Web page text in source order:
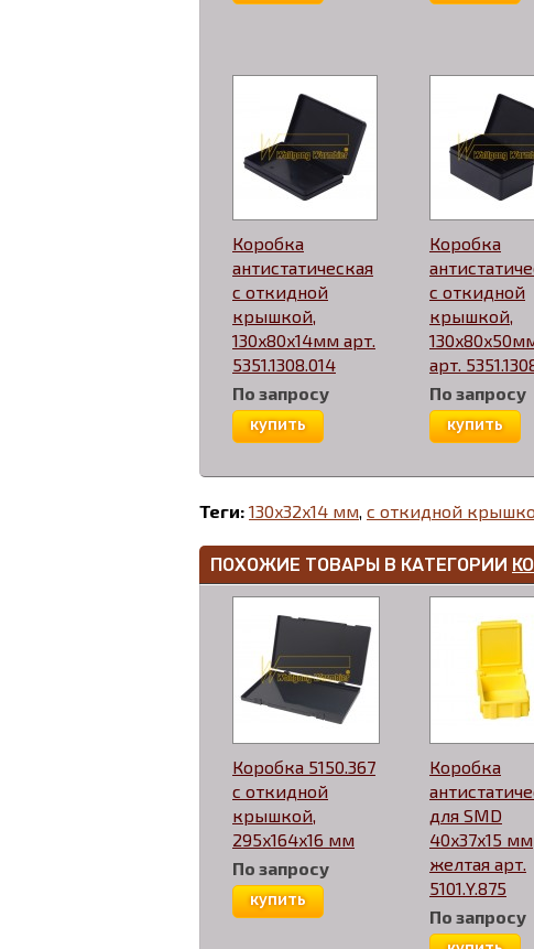
Коробка
антистатическая
с откидной
крышкой,
130x80x14мм арт.
5351.1308.014
По запросу
купить
Коробка
с откидной
крышкой,
арт.
По запросу
купить
Теги: 130x32x14 мм, с откидной
ПОХОЖИЕ ТОВАРЫ В КАТЕГОРИИ
Коробка 5150.367
с откидной
крышкой,
295x164x16 мм
По запросу
купить
Коробка
для SMD
40x37x15 мм
желтая арт.
5101.Y.875
По запросу